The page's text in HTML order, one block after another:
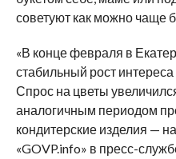
советуют как можно чаще
«В конце февраля в
стабильный рост
Спрос на цветы
аналогичным периодом
кондитерские изделия —
«GOVP.info» в пресс-